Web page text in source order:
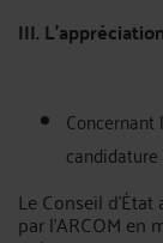
III.
candidature
Le Conseil
par l'ARCOM en